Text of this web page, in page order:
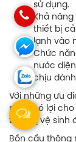
sử dụng.
Khả
thiết bị
lạnh vào
Chức
nước
chịu
Với những ưu
minh có lợi cho
thiết bị vệ sinh
Bồn cầu thông